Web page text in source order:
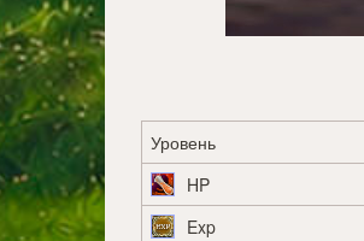
Уровень
HP
Exp